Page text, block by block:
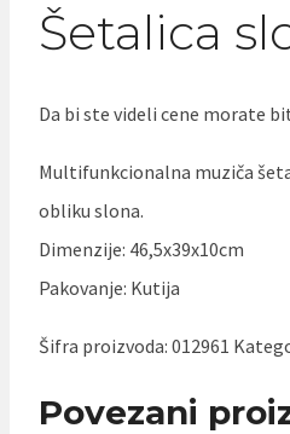
Šetalica
Da bi ste videli cene morate
Multifunkcionalna muziča
obliku slona.
Dimenzije: 46,5x39x10cm
Pakovanje: Kutija
Šifra proizvoda: 012961
Povezani